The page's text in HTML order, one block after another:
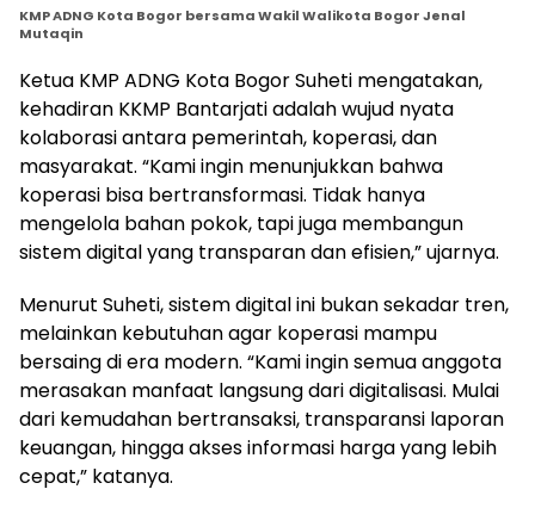
KMP ADNG Kota Bogor bersama Wakil Walikota Bogor Jenal
Mutaqin
Ketua KMP ADNG Kota Bogor Suheti mengatakan,
kehadiran KKMP Bantarjati adalah wujud nyata
kolaborasi antara pemerintah, koperasi, dan
masyarakat. “Kami ingin menunjukkan bahwa
koperasi bisa bertransformasi. Tidak hanya
mengelola bahan pokok, tapi juga membangun
sistem digital yang transparan dan efisien,” ujarnya.
Menurut Suheti, sistem digital ini bukan sekadar tren,
melainkan kebutuhan agar koperasi mampu
bersaing di era modern. “Kami ingin semua anggota
merasakan manfaat langsung dari digitalisasi. Mulai
dari kemudahan bertransaksi, transparansi laporan
keuangan, hingga akses informasi harga yang lebih
cepat,” katanya.